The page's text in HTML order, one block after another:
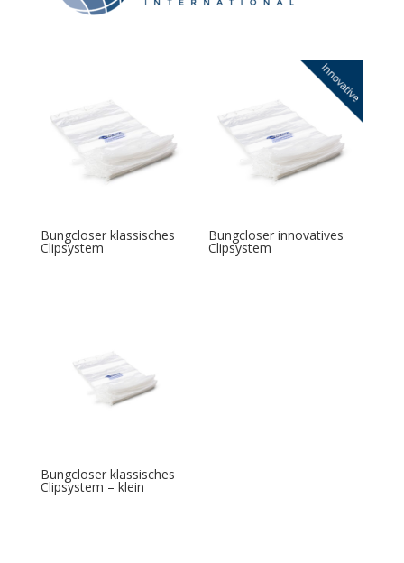
Bungcloser klassisches
Clipsystem
Bungcloser innovatives
Clipsystem
Bungcloser klassisches
Clipsystem – klein